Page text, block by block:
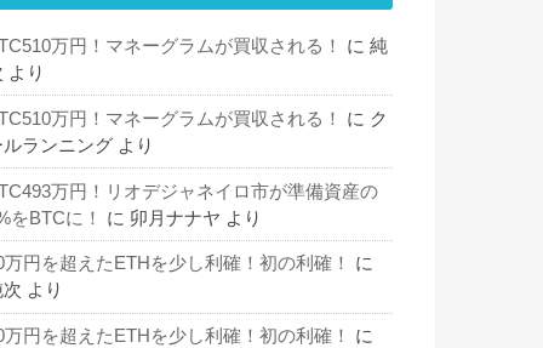
万円！マネーグラムが買収される！ に 純
より
万円！マネーグラムが買収される！ に ク
ルランニング より
万円！リオデジャネイロ市が準備資産の
をBTCに！
に 卯月ナナヤ より
万円を超えたETHを少し利確！初の利確！
に
より
万円を超えたETHを少し利確！初の利確！
に